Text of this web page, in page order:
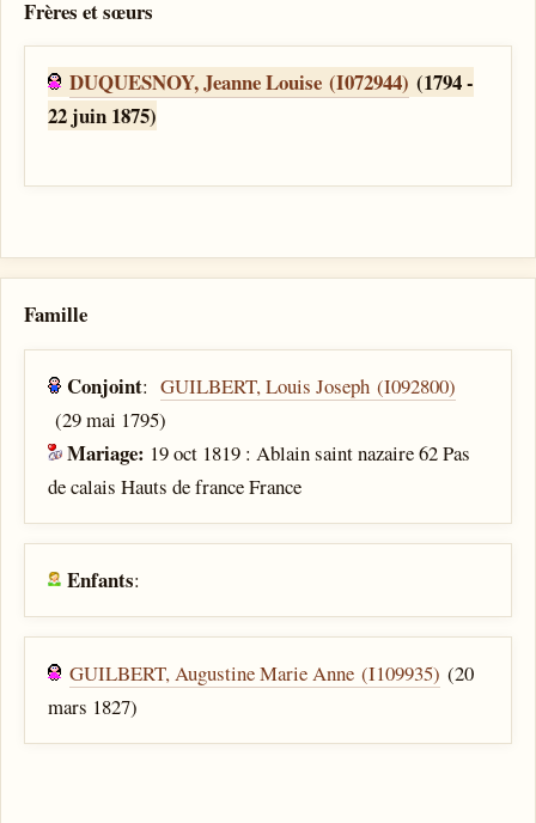
Frères et sœurs
DUQUESNOY, Jeanne Louise (I072944) (1794 -
22 juin 1875)
Famille
Conjoint:GUILBERT, Louis Joseph (I092800)
(29 mai 1795)
Mariage: 19 oct 1819 : Ablain saint nazaire 62 Pas
de calais Hauts de france France
Enfants:
GUILBERT, Augustine Marie Anne (I109935) (20
mars 1827)